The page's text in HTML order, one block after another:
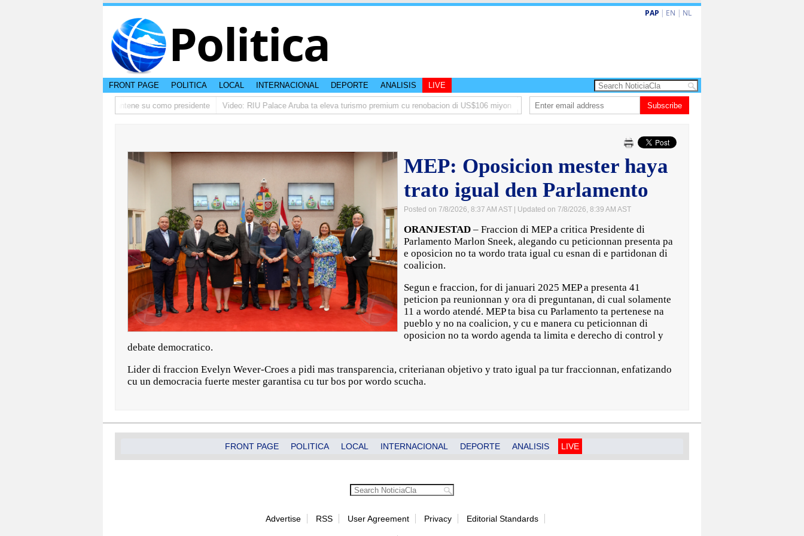
Politica PAP | EN | NL
FRONT PAGE POLITICA LOCAL INTERNACIONAL DEPORTE ANALISIS LIVE
ta pidi disculpa, y FIFA ta mantene su como presidente Video: RIU Palace Aruba ta eleva turismo premium cu renobacion di US$106 miyon Aruba ta enfrenta Sur Korea den duelo di pitcheo
Subscribe
MEP: Oposicion mester haya
trato igual den Parlamento
Posted on 7/8/2026, 8:37 AM AST | Updated on 7/8/2026, 8:39 AM AST
ORANJESTAD – Fraccion di MEP a critica Presidente di
Parlamento Marlon Sneek, alegando cu peticionnan presenta pa
e oposicion no ta wordo trata igual cu esnan di e partidonan di
coalicion.
Segun e fraccion, for di januari 2025 MEP a presenta 41
peticion pa reunionnan y ora di preguntanan, di cual solamente
11 a wordo atendé. MEP ta bisa cu Parlamento ta pertenese na
pueblo y no na coalicion, y cu e manera cu peticionnan di
oposicion no ta wordo agenda ta limita e derecho di control y
debate democratico.
Lider di fraccion Evelyn Wever-Croes a pidi mas transparencia, criterianan objetivo y trato igual pa tur fraccionnan, enfatizando
cu un democracia fuerte mester garantisa cu tur bos por wordo scucha.
FRONT PAGE POLITICA LOCAL INTERNACIONAL DEPORTE ANALISIS LIVE
Advertise RSS User Agreement Privacy Editorial Standards